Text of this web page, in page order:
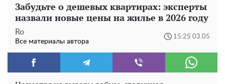
Забудьте о дешевых квартирах: эксперты
назвали новые цены на жилье в 2026 году
Ro
Все материалы автора
15:25 03.05